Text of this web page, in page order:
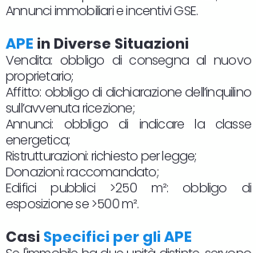
Annunci immobiliari e incentivi GSE.
APE in Diverse Situazioni
Vendita: obbligo di consegna al nuovo
proprietario;
Affitto: obbligo di dichiarazione dell’inquilino
sull’avvenuta ricezione;
Annunci: obbligo di indicare la classe
energetica;
Ristrutturazioni: richiesto per legge;
Donazioni: raccomandato;
Edifici pubblici >250 m²: obbligo di
esposizione se >500 m².
Casi Specifici per gli APE